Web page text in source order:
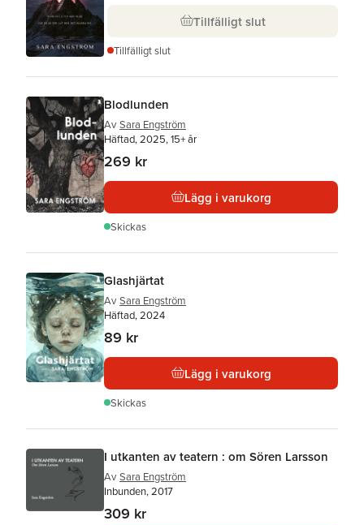
Tillfälligt slut
Tillfälligt slut
Blodlunden
Av Sara Engström
Häftad, 2025, 15+ år
269 kr
Lägg i varukorg
Skickas
Glashjärtat
Av Sara Engström
Häftad, 2024
89 kr
Lägg i varukorg
Skickas
I utkanten av teatern : om Sören Larsson
Av Sara Engström
Inbunden, 2017
309 kr